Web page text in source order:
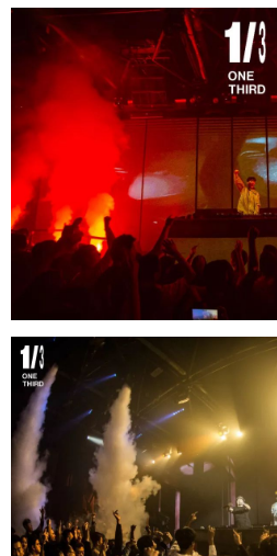
的夜晚。 众所周知，ONE
化、年轻化、尊重音乐的理
正的海外学子 举办一个专属
THIRD 内环区 将会划分出
对广大留学生进行邀请 获得
一个手环 当晚凭借手环就可
啦~ 你可能还关心ONE
况： 北京工体ONE THIRD/
解 6122896